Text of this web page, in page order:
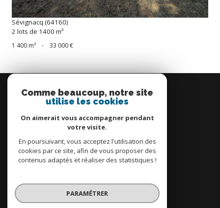
Sévignacq (64160)
2 lots de 1400 m²
1 400 m² - 33 000 €
connecter
espace propriétaire
Comme beaucoup, notre site
utilise les cookies
On aimerait vous accompagner pendant
votre visite.
En poursuivant, vous acceptez l'utilisation des
cookies par ce site, afin de vous proposer des
contenus adaptés et réaliser des statistiques !
PARAMÉTRER